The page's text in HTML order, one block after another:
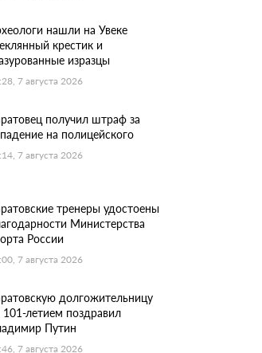
нашли на Увеке
крестик и
изразцы
7 августа 2026
получил штраф за
на полицейского
7 августа 2026
тренеры удостоены
Министерства
России
7 августа 2026
долгожительницу
101-летием поздравил
Путин
7 августа 2026